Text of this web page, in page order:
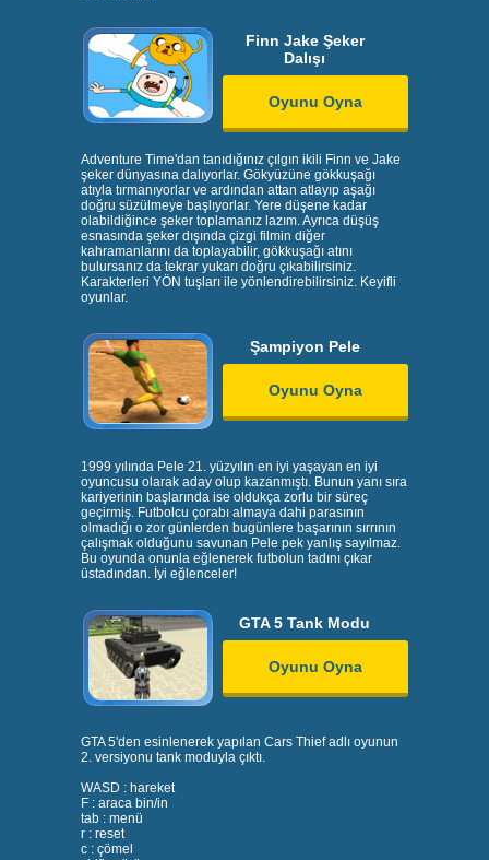
Finn Jake Şeker
Dalışı
Oyunu Oyna
Adventure Time'dan tanıdığınız çılgın ikili Finn ve Jake
şeker dünyasına dalıyorlar. Gökyüzüne gökkuşağı
atıyla tırmanıyorlar ve ardından attan atlayıp aşağı
doğru süzülmeye başlıyorlar. Yere düşene kadar
olabildiğince şeker toplamanız lazım. Ayrıca düşüş
esnasında şeker dışında çizgi filmin diğer
kahramanlarını da toplayabilir, gökkuşağı atını
bulursanız da tekrar yukarı doğru çıkabilirsiniz.
Karakterleri YÖN tuşları ile yönlendirebilirsiniz. Keyifli
oyunlar.
Şampiyon Pele
Oyunu Oyna
1999 yılında Pele 21. yüzyılın en iyi yaşayan en iyi
oyuncusu olarak aday olup kazanmıştı. Bunun yanı sıra
kariyerinin başlarında ise oldukça zorlu bir süreç
geçirmiş. Futbolcu çorabı almaya dahi parasının
olmadığı o zor günlerden bugünlere başarının sırrının
çalışmak olduğunu savunan Pele pek yanlış sayılmaz.
Bu oyunda onunla eğlenerek futbolun tadını çıkar
üstadından. İyi eğlenceler!
GTA 5 Tank Modu
Oyunu Oyna
GTA 5'den esinlenerek yapılan Cars Thief adlı oyunun
2. versiyonu tank moduyla çıktı.
WASD : hareket
F : araca bin/in
tab : menü
r : reset
c : çömel